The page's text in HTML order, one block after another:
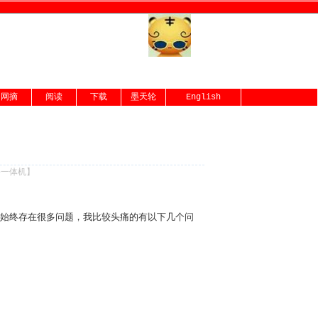
网摘 阅读 下载 墨天轮 English
体机】
终存在很多问题，我比较头痛的有以下几个问